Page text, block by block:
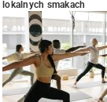
lokalnych smakach